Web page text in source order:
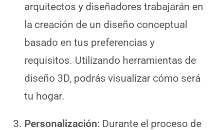
arquitectos y diseñadores trabajarán en
la creación de un diseño conceptual
basado en tus preferencias y
requisitos. Utilizando herramientas de
diseño 3D, podrás visualizar cómo será
tu hogar.
Personalización: Durante el proceso de